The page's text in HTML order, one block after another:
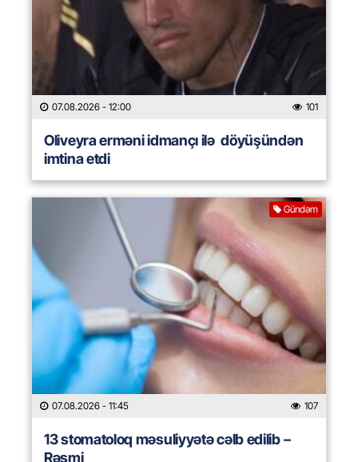
07.08.2026 - 12:00 101
Oliveyra erməni idmançı ilə döyüşündən
imtina etdi
Gündəm
07.08.2026 - 11:45 107
13 stomatoloq məsuliyyətə cəlb edilib –
Rəsmi